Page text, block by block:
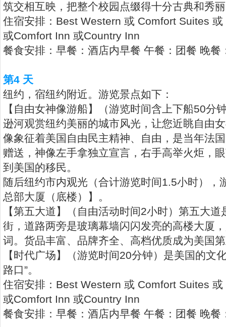
筑交相互映，把整个校园点缀得十分古典和秀
住宿安排：Best Western 或 Comfort Suites
或Comfort Inn 或Country Inn
餐食安排：早餐：酒店内早餐 午餐：团餐 晚餐
第4 天
纽约，宿纽约附近。游览景点如下：
【自由女神像游船】（游览时间含上下船50分
逊河观赏纽约美丽的城市风光，让您近眺自由
像象征着美国自由民主精神、自由，是当年法
赠送，神像左手拿独立宣言，右手高举火炬，
到美国的移民。
随后纽约市内观光（合计游览时间1.5小时），
总部大厦（底楼）】。
【第五大道】（自由活动时间2小时）第五大
街，道路两旁是玻璃幕墙闪闪发亮的高楼大厦
词。货品丰富、品牌齐全、高档优质成为美国
【时代广场】（游览时间20分钟）是美国的文
路口”。
住宿安排：Best Western 或 Comfort Suites
或Comfort Inn 或Country Inn
餐食安排：早餐：酒店内早餐 午餐：团餐 晚餐